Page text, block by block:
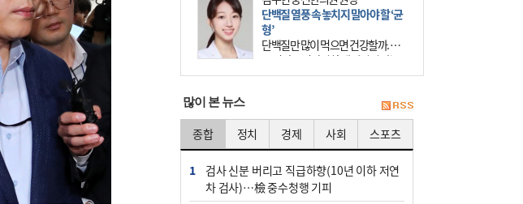
단백질 열풍 속 놓치지 말아야 할 ‘균
형’
단백질만 많이 먹으면 건강할까. 요
즘 건강을 이야기할 때 빠지지 않는
키워드가 단백질이다. 헬스장을 다니
많이 본 뉴스
종합 정치 경제 사회 스포츠
1
검사 신분 버리고 직급하향(10년 이하 저연
차 검사)…檢 중수청행 기피